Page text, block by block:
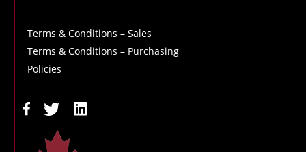
Terms & Conditions – Sales
Terms & Conditions – Purchasing
Policies